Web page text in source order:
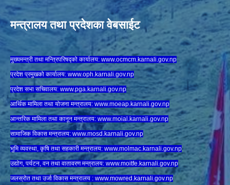
मन्त्रालय तथा प्रदेशका वेबसाईट
मुख्यमन्त्री तथा मन्त्रिपरिषद्को कार्यालय: www.ocmcm.karnali.gov.np
प्रदेश प्रमुखको कार्यालय: www.oph.karnali.gov.np
प्रदेश सभा सचिवालय: www.pga.karnali.gov.np
आर्थिक मामिला तथा योजना मन्त्रालय: www.moeap.karnali.gov.np
आन्तरिक मामिला तथा कानून मन्त्रालय: www.moial.karnali.gov.np
सामाजिक विकास मन्त्रालय: www.mosd.karnali.gov.np
भुमि व्यवस्था, कृषि तथा सहकारी मन्त्रालय: www.molmac.karnali.gov.np
उद्योग, पर्यटन, वन तथा वातावरण मन्त्रालय: www.moitfe.karnali.gov.np
जलस्रोत तथा उर्जा विकास मन्त्रालय : www.mowred.karnali.gov.np